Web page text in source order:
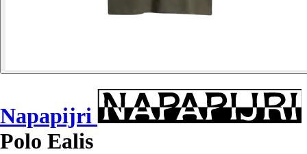
Napapijri
Polo Ealis